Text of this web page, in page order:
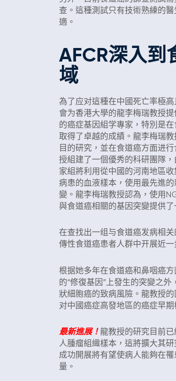
查。這種測試只有技術熟練的
適。
AFCR深入到
域
為了应对這種在中國死亡率極
會为香港大學的龍李梅瑞教授
的癌症基因組学專家，特別是
取得了卓越的成績。龍李梅瑞
目的研究，並在食道癌方面进
授組建了一個優秀的科研團隊
家組將利用從中國的河南地區
病患的血液樣本，使用最先進
變。龍李梅瑞教授認為，使用
與食道癌相關的基因突變提供了
在查找出一组与食道癌发病相
傳性食道癌患者人群中开展近一
根据她多年在食道癌和鼻咽癌
的“修復基因”上發生的突變之
狀細胞癌的致病風險。龍教授
对中國癌症高發地區的癌症早
最新進展！ 龍教授的研究目前
人腫瘤組織樣本，這將擴大其
成功開展將有望使病人能夠在
量。